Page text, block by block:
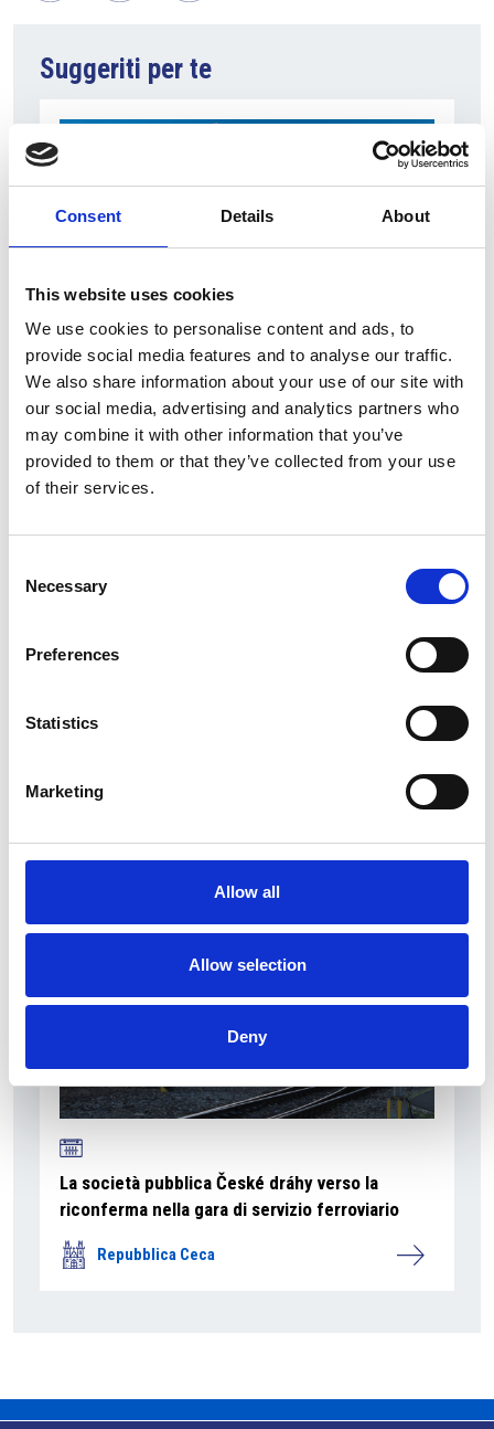
Consent Details About
This website uses cookies
We use cookies to personalise content and ads, to
provide social media features and to analyse our traffic.
We also share information about your use of our site with
our social media, advertising and analytics partners who
may combine it with other information that you’ve
provided to them or that they’ve collected from your use
of their services.
Selection
Necessary
Preferences
Statistics
Marketing
Allow all
Allow selection
Deny
Suggeriti per te
7 Agosto 2026
Nel primo semestre è aumentata fortemente la
costruzione di nuove abitazioni
Repubblica Ceca
La Škoda avvia la produzione del suo SUV Peaq
Repubblica Ceca
La società pubblica České dráhy verso la
riconferma nella gara di servizio ferroviario
Repubblica Ceca